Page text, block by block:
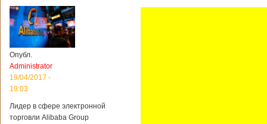
Опубл.
Administrator
19/04/2017 -
19:03
Лидер в сфере электронной
торговли Alibaba Group